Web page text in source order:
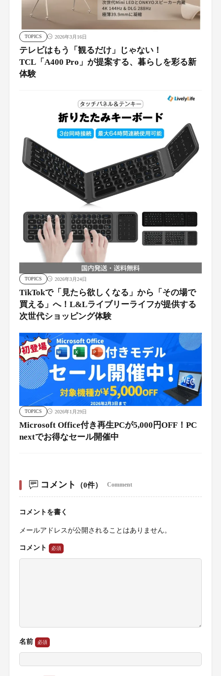
TOPICS 2026年3月16日
テレビはもう「観るだけ」じゃない！
TCL「A400 Pro」が提案する、暮らしを彩る新
体験
TOPICS 2026年3月24日
TikTokで「見たら欲しくなる」から「その場で
買える」へ！L&Lライブリーライフが提供する
次世代ショッピング体験
TOPICS 2026年1月29日
Microsoft Office付き再生PCが5,000円OFF！PC
nextでお得なセール開催中
コメント （0件） Comment
コメントを書く
メールアドレスが公開されることはありません。
コメント
名前